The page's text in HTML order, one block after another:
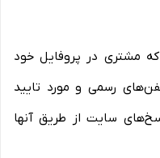
مشتری در پروفایل خود
رسمی و مورد تایید
سایت از طریق آنها